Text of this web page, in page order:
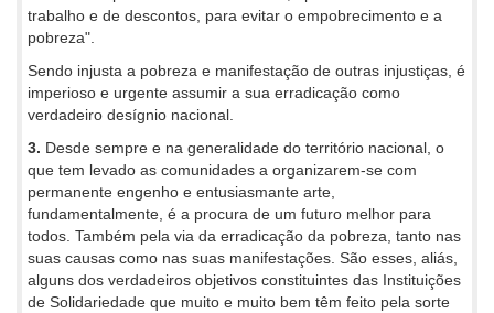
trabalho e de descontos, para evitar o empobrecimento e a
pobreza".
Sendo injusta a pobreza e manifestação de outras injustiças, é
imperioso e urgente assumir a sua erradicação como
verdadeiro desígnio nacional.
3. Desde sempre e na generalidade do território nacional, o
que tem levado as comunidades a organizarem-se com
permanente engenho e entusiasmante arte,
fundamentalmente, é a procura de um futuro melhor para
todos. Também pela via da erradicação da pobreza, tanto nas
suas causas como nas suas manifestações. São esses, aliás,
alguns dos verdadeiros objetivos constituintes das Instituições
de Solidariedade que muito e muito bem têm feito pela sorte